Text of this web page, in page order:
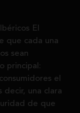
El
que cada una
sean
principal:
el
una clara
de que